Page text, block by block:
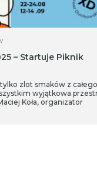
– Startuje Piknik
zlot smaków z całego
wyjątkowa
Koła, organizator